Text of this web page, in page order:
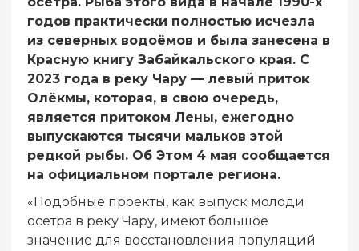
годов практически полностью исчезла
из северных водоёмов и была занесена в
Красную книгу Забайкальского края. С
2023 года в реку Чару — левый приток
Олёкмы, которая, в свою очередь,
является притоком Лены, ежегодно
выпускаются тысячи мальков этой
редкой рыбы. Об Этом 4 мая сообщается
на официальном портале региона.
«Подобные проекты, как выпуск молоди
осетра в реку Чару, имеют большое
значение для восстановления популяций